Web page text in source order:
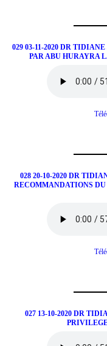
029 03-11-2020 DR
PAR ABU HURAYRA
028 20-10-2020 DR
RECOMMANDATIONS DU
027 13-10-2020 DR